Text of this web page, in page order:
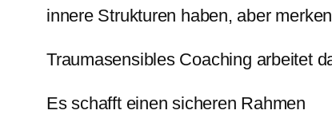
innere Strukturen haben, aber
Traumasensibles Coaching arbeitet
Es schafft einen sicheren Rahmen